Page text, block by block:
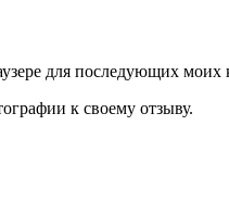
для последующих моих
к своему отзыву.